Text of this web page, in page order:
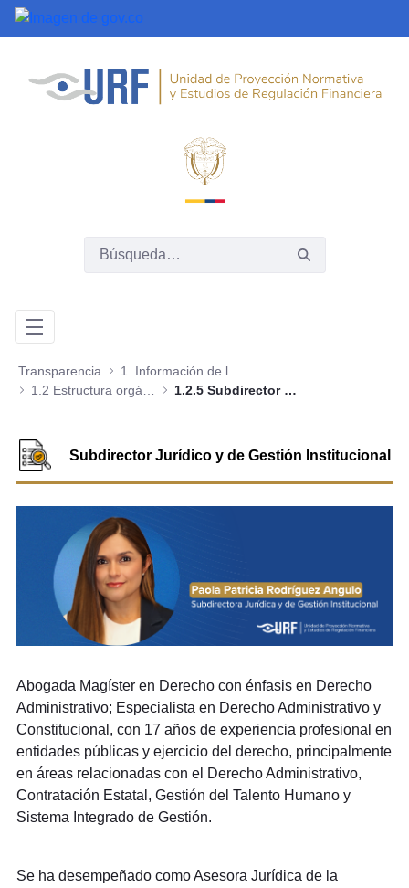
Saltar al contenido principal
Transparencia
1. Información de la entidad
1.2.5 Subdirector Jurídico y de Gestión Institucional
Subdirector Jurídico y de Gestión Institucional
Abogada Magíster en Derecho con énfasis en Derecho
Administrativo; Especialista en Derecho Administrativo y
Constitucional, con 17 años de experiencia profesional en
entidades públicas y ejercicio del derecho, principalmente
en áreas relacionadas con el Derecho Administrativo,
Contratación Estatal, Gestión del Talento Humano y
Sistema Integrado de Gestión.
Se ha desempeñado como Asesora Jurídica de la